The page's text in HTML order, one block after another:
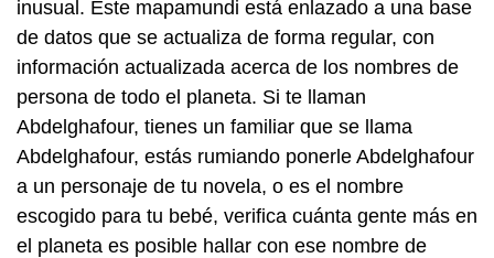
inusual. Este mapamundi está enlazado a una base
de datos que se actualiza de forma regular, con
información actualizada acerca de los nombres de
persona de todo el planeta. Si te llaman
Abdelghafour, tienes un familiar que se llama
Abdelghafour, estás rumiando ponerle Abdelghafour
a un personaje de tu novela, o es el nombre
escogido para tu bebé, verifica cuánta gente más en
el planeta es posible hallar con ese nombre de